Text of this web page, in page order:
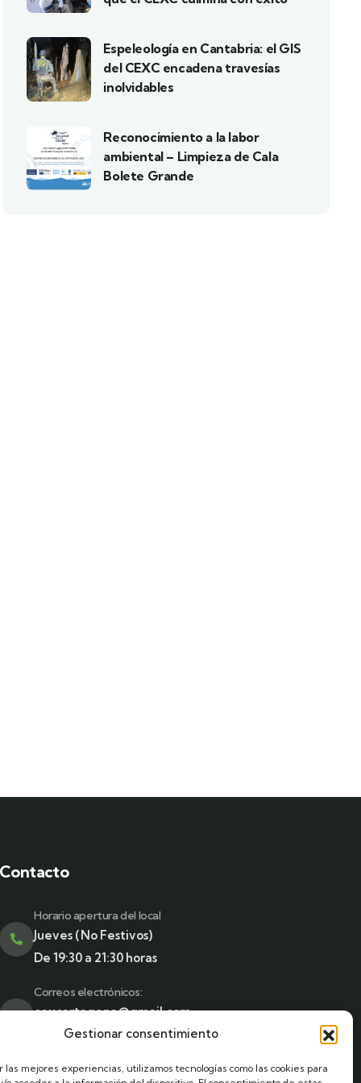
Gestionar consentimiento
las mejores experiencias, utilizamos tecnologías como las cookies para
Espeleología en Cantabria: el GIS
del CEXC encadena travesías
inolvidables
Reconocimiento a la labor
ambiental – Limpieza de Cala
Bolete Grande
Horario apertura del local
Jueves (No Festivos)
De 19:30 a 21:30 horas
Correos electrónicos:
cexcartagena@gmail.com
admin@cexcartagena.es
Dirección del local: